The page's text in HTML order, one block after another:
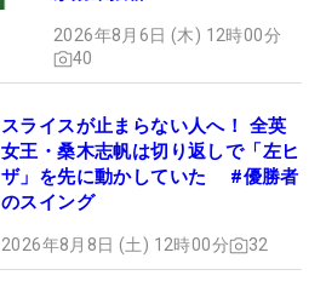
2026年8月6日 (木) 12時00分
40
スライスが止まらない人へ！ 全英
女王・桑木志帆は切り返しで「左ヒ
ザ」を先に動かしていた #優勝者
のスイング
2026年8月8日 (土) 12時00分 32